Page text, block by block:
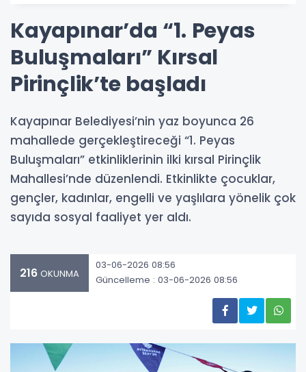
Kayapınar’da “1. Peyas
Buluşmaları” Kırsal
Pirinçlik’te başladı
Kayapınar Belediyesi’nin yaz boyunca 26
mahallede gerçekleştireceği “1. Peyas
Buluşmaları” etkinliklerinin ilki kırsal Pirinçlik
Mahallesi’nde düzenlendi. Etkinlikte çocuklar,
gençler, kadınlar, engelli ve yaşlılara yönelik çok
sayıda sosyal faaliyet yer aldı.
216 OKUNMA
03-06-2026 08:56
Güncelleme : 03-06-2026 08:56